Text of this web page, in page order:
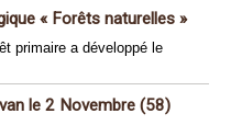
« Forêts naturelles »
primaire a développé le
le 2 Novembre (58)